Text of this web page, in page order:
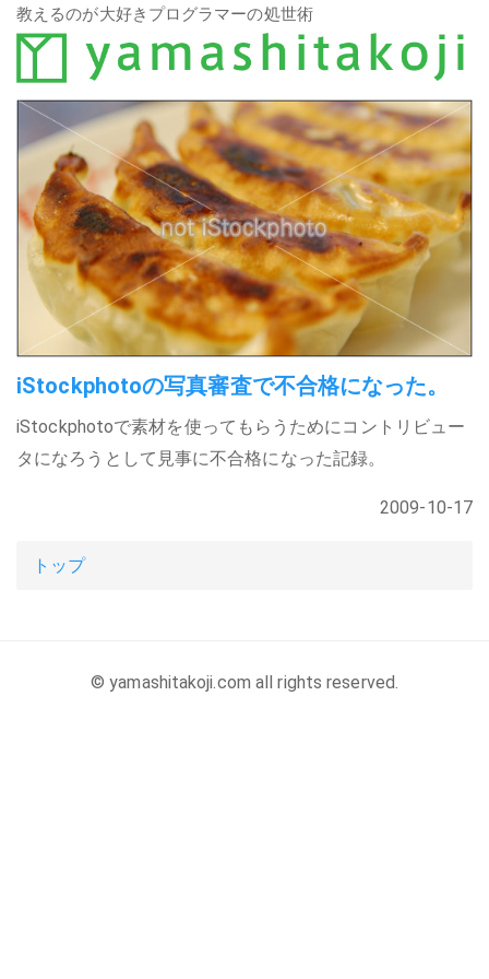
教えるのが大好きプログラマーの処世術
iStockphotoの写真審査で不合格になった。
iStockphotoで素材を使ってもらうためにコントリビュー
タになろうとして見事に不合格になった記録。
2009-10-17
トップ
© yamashitakoji.com all rights reserved.